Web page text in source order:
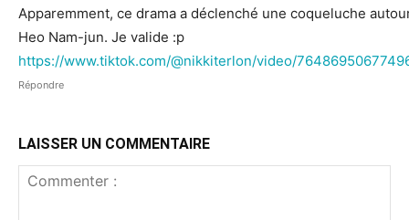
Apparemment, ce drama a déclenché une coqueluche
Heo Nam-jun. Je valide :p
https://www.tiktok.com/@nikkiterlon/video/
Répondre
LAISSER UN COMMENTAIRE